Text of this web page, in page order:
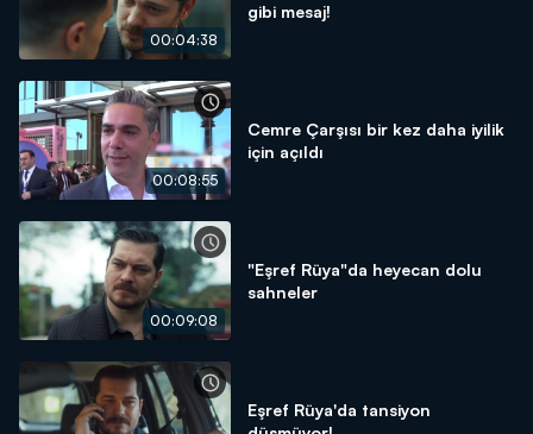
00:04:38
gibi mesaj!
00:08:55
Cemre Çarşısı bir kez daha iyilik
için açıldı
00:09:08
"Eşref Rüya"da heyecan dolu
sahneler
Eşref Rüya'da tansiyon